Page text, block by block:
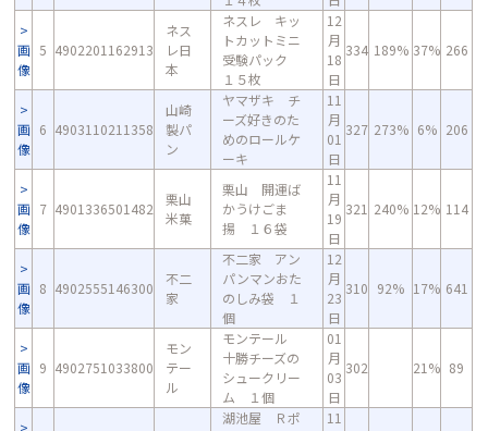
画
像
5 4902201162913
ネス
レ日
本
ネスレ キッ
トカットミニ
受験パック
１５枚
12
月
18
日
334 189% 37% 266
画
像
6 4903110211358
山崎
製パ
ン
ヤマザキ チ
ーズ好きのた
めのロールケ
ーキ
11
月
01
日
327 273% 6% 206
画
像
7 4901336501482
栗山
米菓
栗山 開運ば
かうけごま
揚 １６袋
11
月
19
日
321 240% 12% 114
画
像
8 4902555146300
不二
家
不二家 アン
パンマンおた
のしみ袋 １
個
12
月
23
日
310 92% 17% 641
画
像
9 4902751033800
モン
テー
ル
モンテール
十勝チーズの
シュークリー
ム １個
01
月
03
日
302 21% 89
湖池屋 Ｒポ
11